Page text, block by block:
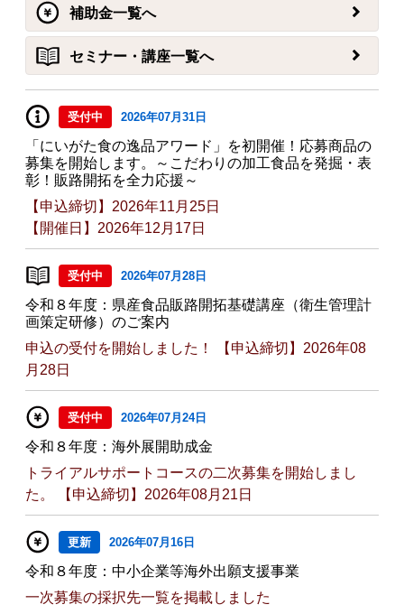
補助金一覧へ
セミナー・講座一覧へ
受付中 2026年07月31日
「にいがた食の逸品アワード」を初開催！応募商品の
募集を開始します。～こだわりの加工食品を発掘・表
彰！販路開拓を全力応援～
【申込締切】2026年11月25日
【開催日】2026年12月17日
受付中 2026年07月28日
令和８年度：県産食品販路開拓基礎講座（衛生管理計
画策定研修）のご案内
申込の受付を開始しました！ 【申込締切】2026年08
月28日
受付中 2026年07月24日
令和８年度：海外展開助成金
トライアルサポートコースの二次募集を開始しまし
た。 【申込締切】2026年08月21日
更新 2026年07月16日
令和８年度：中小企業等海外出願支援事業
一次募集の採択先一覧を掲載しました